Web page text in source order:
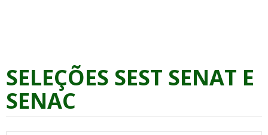
SELEÇÕES SEST SENAT E
SENAC